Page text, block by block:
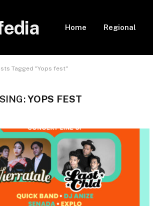
Home Regional
Tagged "Yops fest"
YOPS FEST